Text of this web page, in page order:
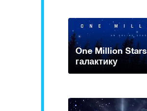
One Million
галактику